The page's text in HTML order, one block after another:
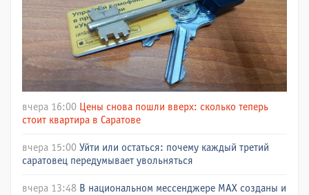
вчера 16:00 Цены снова пошли вверх: сколько теперь
стоит квартира в Саратове
вчера 15:00 Уйти или остаться: почему каждый третий
саратовец передумывает увольняться
вчера 13:48 В национальном мессенджере МАХ созданы и